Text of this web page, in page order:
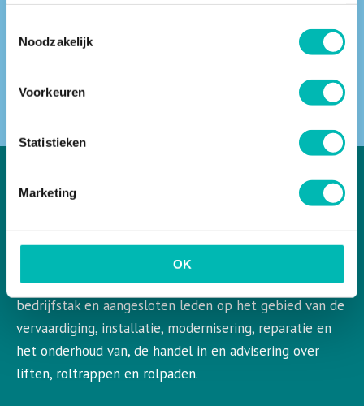
Noodzakelijk
Voorkeuren
Statistieken
Marketing
OK
VLR in het kort
VLR is de Nederlandse vereniging voor liften en
roltrappen. VLR behartigt de belangen van de gehele
bedrijfstak en aangesloten leden op het gebied van de
vervaardiging, installatie, modernisering, reparatie en
het onderhoud van, de handel in en advisering over
liften, roltrappen en rolpaden.